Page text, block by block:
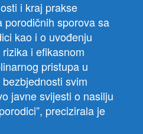
i kraj prakse
porodičnih sporova sa
kao i o uvođenju
i efikasnom
pristupa u
svim
javne svijesti o nasilju
precizirala je